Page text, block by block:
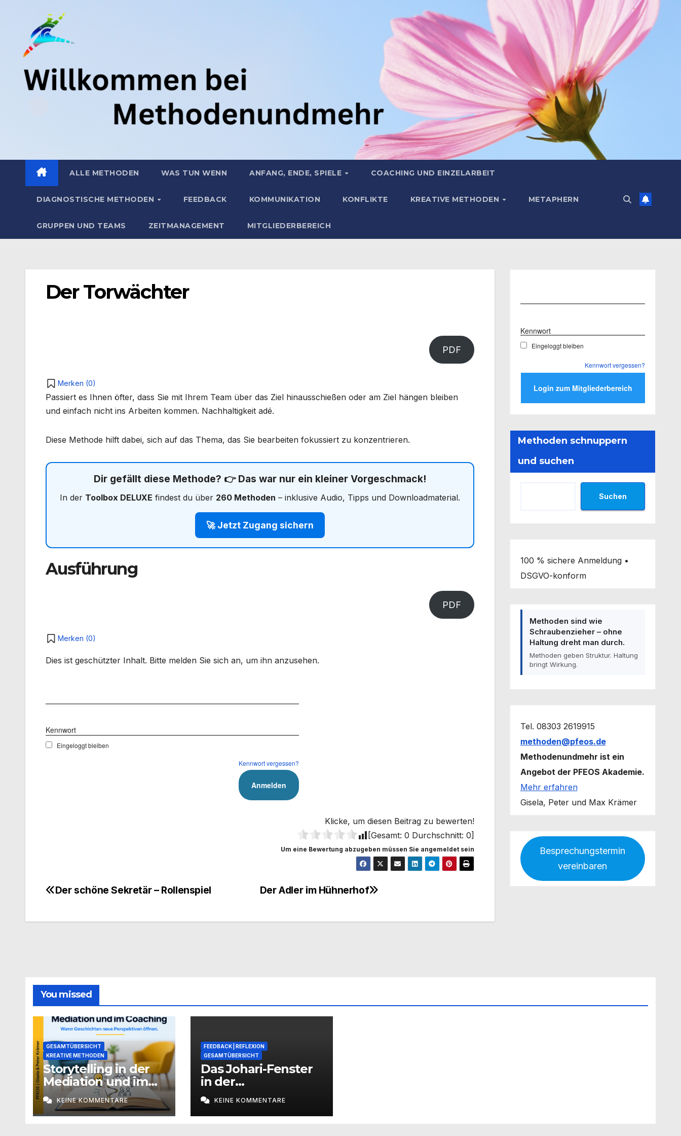
springen.
ALLE METHODEN WAS TUN WENN ANFANG, ENDE, SPIELE COACHING UND EINZELARBEIT
DIAGNOSTISCHE METHODEN FEEDBACK KOMMUNIKATION KONFLIKTE KREATIVE METHODEN METAPHERN
GRUPPEN UND TEAMS ZEITMANAGEMENT MITGLIEDERBEREICH
Der Torwächter
PDF
Merken (0)
Passiert es Ihnen öfter, dass Sie mit Ihrem Team über das Ziel hinausschießen oder am Ziel hängen bleiben
und einfach nicht ins Arbeiten kommen. Nachhaltigkeit adé.
Diese Methode hilft dabei, sich auf das Thema, das Sie bearbeiten fokussiert zu konzentrieren.
Dir gefällt diese Methode? 👉 Das war nur ein kleiner Vorgeschmack!
In der Toolbox DELUXE findest du über 260 Methoden – inklusive Audio, Tipps und Downloadmaterial.
🚀 Jetzt Zugang sichern
Ausführung
PDF
Merken (0)
Dies ist geschützter Inhalt. Bitte melden Sie sich an, um ihn anzusehen.
Kennwort
Eingeloggt bleiben
Kennwort vergessen?
Klicke, um diesen Beitrag zu bewerten!
[Gesamt: 0 Durchschnitt: 0]
Um eine Bewertung abzugeben müssen Sie angemeldet sein
Beitragsnavigation Der Adler im Hühnerhof
Der schöne Sekretär – Rollenspiel
Kennwort
Eingeloggt bleiben
Kennwort vergessen?
Methoden schnuppern
und suchen
Suchen
100 % sichere Anmeldung •
DSGVO-konform
Methoden sind wie
Schraubenzieher – ohne
Haltung dreht man durch.
Methoden geben Struktur. Haltung
bringt Wirkung.
Tel. 08303 2619915
methoden@pfeos.de
Methodenundmehr ist ein
Angebot der PFEOS Akademie.
Mehr erfahren
Gisela, Peter und Max Krämer
Besprechungstermin
vereinbaren
You missed
GESAMTÜBERSICHT
KREATIVE METHODEN
Storytelling in der
Mediation und im
Coaching
KEINE KOMMENTARE
FEEDBACK | REFLEXION
GESAMTÜBERSICHT
Das Johari-Fenster
in der
Prozessbegleitung
KEINE KOMMENTARE